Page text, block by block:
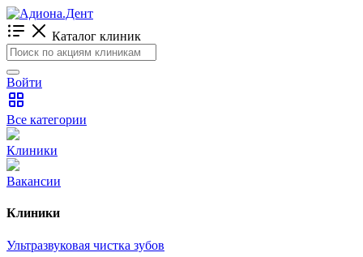
Каталог клиник
Войти
Все категории
Клиники
Вакансии
Клиники
Ультразвуковая чистка зубов